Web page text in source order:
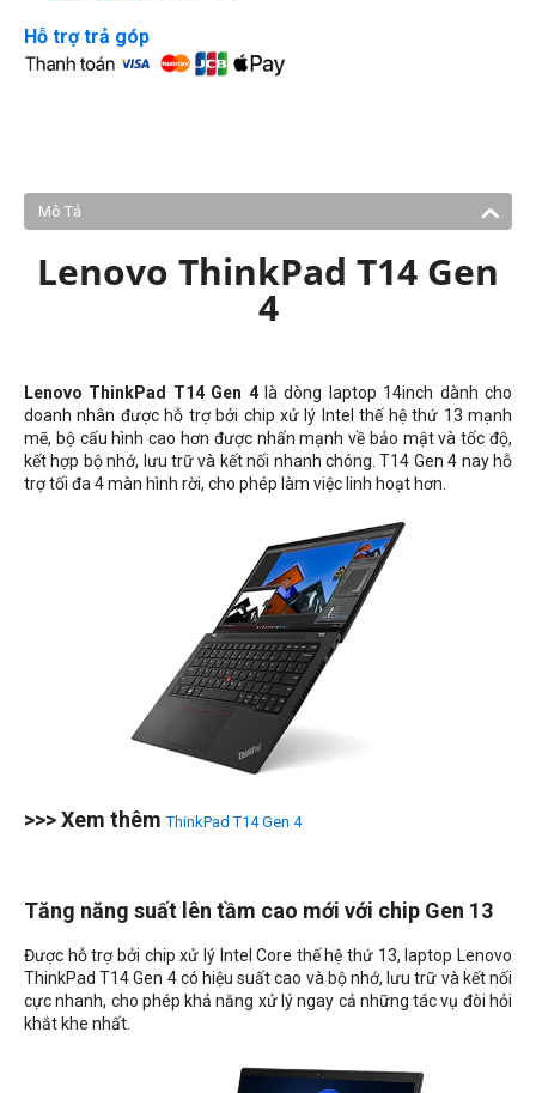
Hỗ trợ trả góp
Mô Tả
Lenovo ThinkPad T14 Gen
4
Lenovo ThinkPad T14 Gen 4là dòng laptop 14inch dành cho
doanh nhân được hỗ trợ bởi chip xử lý Intel thế hệ thứ 13 mạnh
mẽ, bộ cấu hình cao hơn được nhấn mạnh về bảo mật và tốc độ,
kết hợp bộ nhớ, lưu trữ và kết nối nhanh chóng. T14 Gen 4 nay hỗ
trợ tối đa 4 màn hình rời, cho phép làm việc linh hoạt hơn.
>>> Xem thêmThinkPad T14 Gen 4
Tăng năng suất lên tầm cao mới với chip Gen 13
Được hỗ trợ bởi chip xử lý Intel Core thế hệ thứ 13, laptop Lenovo
ThinkPad T14 Gen 4 có hiệu suất cao và bộ nhớ, lưu trữ và kết nối
cực nhanh, cho phép khả năng xử lý ngay cả những tác vụ đòi hỏi
khắt khe nhất.